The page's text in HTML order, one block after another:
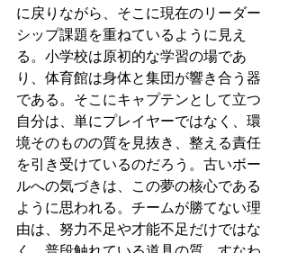
に戻りながら、そこに現在のリーダー
シップ課題を重ねているように見え
る。小学校は原初的な学習の場であ
り、体育館は身体と集団が響き合う器
である。そこにキャプテンとして立つ
自分は、単にプレイヤーではなく、環
境そのものの質を見抜き、整える責任
を引き受けているのだろう。古いボー
ルへの気づきは、この夢の核心である
ように思われる。チームが勝てない理
由は、努力不足や才能不足だけではな